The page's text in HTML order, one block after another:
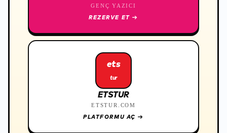
GENÇ YAZICI
REZERVE ET →
ets
tur
ETSTUR
ETSTUR.COM
PLATFORMU AÇ →